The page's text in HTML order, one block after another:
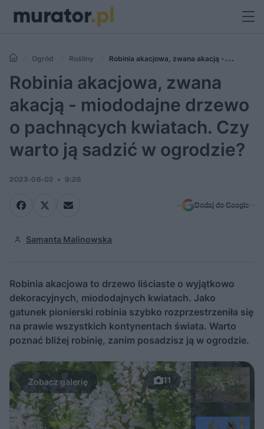
Ogród Rośliny
Robinia akacjowa, zwana akacją -
miododajne drzewo o pachnących kwiatach. Czy warto ją sadzić w
ogrodzie?
Robinia akacjowa, zwana
akacją - miododajne drzewo
o pachnących kwiatach. Czy
warto ją sadzić w ogrodzie?
2023-06-02 9:26
Dodaj do Google
Samanta Malinowska
Robinia akacjowa to drzewo liściaste o wyjątkowo
dekoracyjnych, miododajnych kwiatach. Jako
gatunek pionierski robinia szybko rozprzestrzeniła się
na prawie wszystkich kontynentach świata. Warto
poznać bliżej robinię, zanim posadzisz ją w ogrodzie.
11